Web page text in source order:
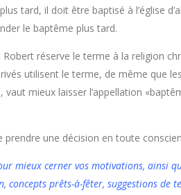
tard, il doit être baptisé à l’église
le baptême plus tard.
réserve le terme à la religion
utilisent le terme, de même que
mieux laisser l’appellation
une décision en toute
mieux cerner vos motivations, ainsi
prêts-à-fêter, suggestions de